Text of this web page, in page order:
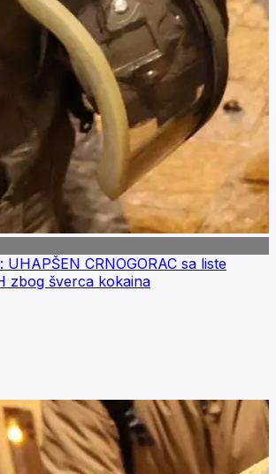
CRNOGORAC sa liste
zbog šverca kokaina